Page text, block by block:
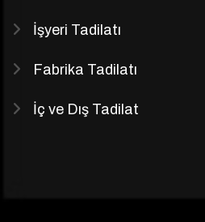
İşyeri Tadilatı
Fabrika Tadilatı
İç ve Dış Tadilat